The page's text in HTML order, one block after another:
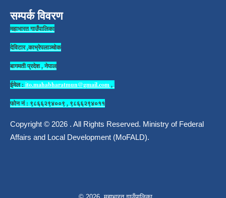
सम्पर्क विवरण
महाभारत गाउँपालिका
देविटार ,काभ्रेपलाञ्चोक
बागमती प्रदेश , नेपाल
ईमेल : ito.mahabharatmun@gmail.com,
फोन नं : ९८६६२९४००९ , ९८६६२९४०११
Copyright © 2026 . All Rights Reserved. Ministry of Federal
Affairs and Local Development (MoFALD).